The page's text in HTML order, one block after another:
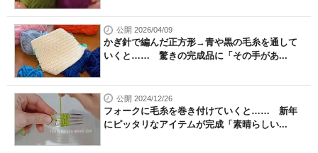
公開 2026/04/09
かぎ針で編んだ正方形→青や黒の毛糸を通して
いくと…… 驚きの完成品に「その手があ...
公開 2024/12/26
フォークに毛糸を巻き付けていくと…… 新年
にピッタリなアイテムが完成「素晴らしい...